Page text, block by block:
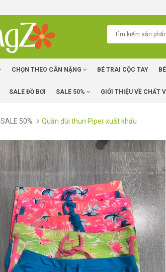
CHỌN THEO CÂN NẶNG BÉ TRAI CỘC TAY
SALE ĐỒ BƠI SALE 50% GIỚI THIỆU VỀ CHẤT
SALE 50% Quần đùi thun Piper xuất khẩu